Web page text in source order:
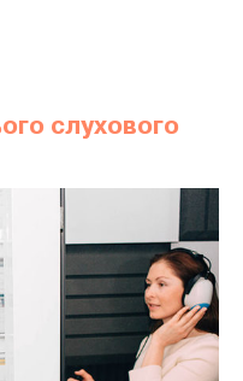
слухового